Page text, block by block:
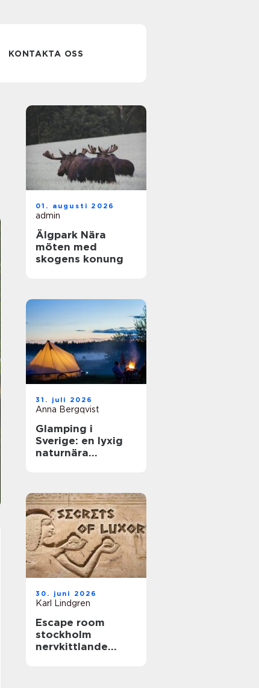
KONTAKTA OSS
01. augusti 2026
admin
Älgpark Nära
möten med
skogens konung
31. juli 2026
Anna Bergqvist
Glamping i
Sverige: en lyxig
naturnära
30. juni 2026
Karl Lindgren
Escape room
stockholm
nervkittlande